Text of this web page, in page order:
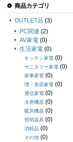
商品カテゴリ
OUTLET品 (3)
PC関連 (2)
AV家電 (0)
生活家電 (0)
キッチン家電 (0)
サニタリー家電 (0)
家事家電 (0)
理・美容家電 (0)
通信家電 (0)
冷房機器 (0)
暖房機器 (0)
照明器具 (0)
消耗品 (0)
その他 (0)